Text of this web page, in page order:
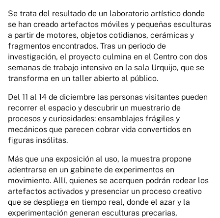
Se trata del resultado de un laboratorio artístico donde
se han creado artefactos móviles y pequeñas esculturas
a partir de motores, objetos cotidianos, cerámicas y
fragmentos encontrados. Tras un periodo de
investigación, el proyecto culmina en el Centro con dos
semanas de trabajo intensivo en la sala Urquijo, que se
transforma en un taller abierto al público.
Del 11 al 14 de diciembre las personas visitantes pueden
recorrer el espacio y descubrir un muestrario de
procesos y curiosidades: ensamblajes frágiles y
mecánicos que parecen cobrar vida convertidos en
figuras insólitas.
Más que una exposición al uso, la muestra propone
adentrarse en un gabinete de experimentos en
movimiento. Allí, quienes se acerquen podrán rodear los
artefactos activados y presenciar un proceso creativo
que se despliega en tiempo real, donde el azar y la
experimentación generan esculturas precarias,